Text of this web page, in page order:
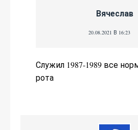
Вячеслав
20.08.2021 В 16:23
Служил 1987-1989 все
рота